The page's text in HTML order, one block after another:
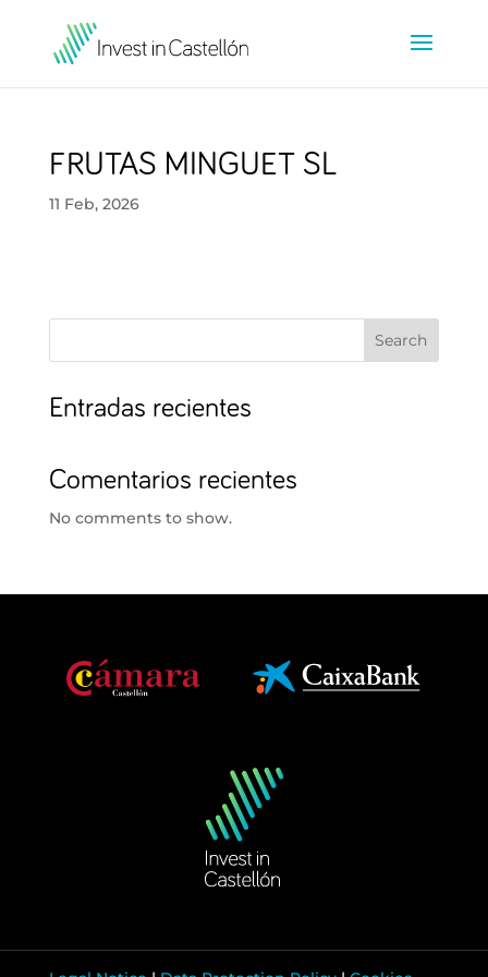
FRUTAS MINGUET SL
11 Feb, 2026
Search
Entradas recientes
Comentarios recientes
No comments to show.